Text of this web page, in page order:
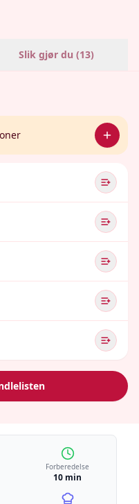
Slik gjør du (13)
Forberedelse
10 min